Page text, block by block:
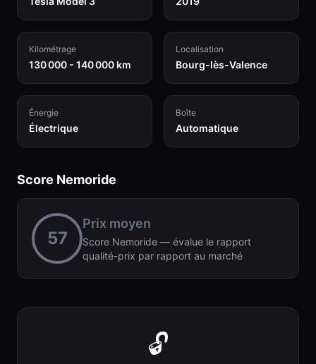
Kilométrage
130 000 - 140 000 km
Localisation
Bourg-lès-Valence
Énergie
Électrique
Boîte
Automatique
Score Nemoride
57
Prix moyen
Score Nemoride — évalue le rapport
qualité-prix par rapport au marché
🔓